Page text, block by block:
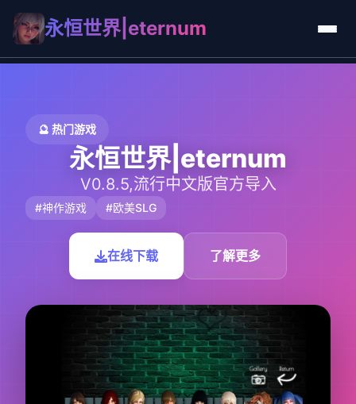
永恒世界|eternum
🔮 热门游戏
永恒世界|eternum
V0.8.5,流行中文版官方导入
#神作游戏 #欧美SLG
在线下载 了解更多